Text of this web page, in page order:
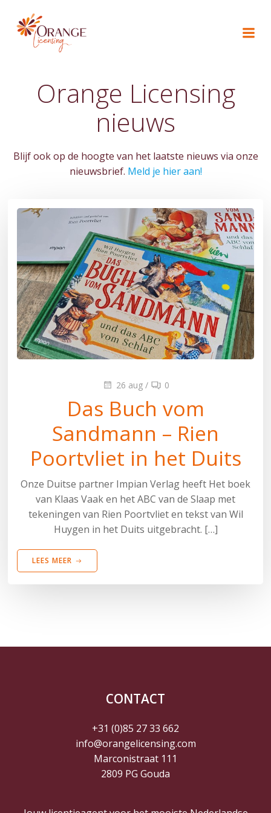
Orange Licensing
nieuws
Blijf ook op de hoogte van het laatste nieuws via onze
nieuwsbrief. Meld je hier aan!
26 aug / 0
Das Buch vom
Sandmann – Rien
Poortvliet in het Duits
Onze Duitse partner Impian Verlag heeft Het boek
van Klaas Vaak en het ABC van de Slaap met
tekeningen van Rien Poortvliet en tekst van Wil
Huygen in het Duits uitgebracht. […]
LEES MEER
CONTACT
+31 (0)85 27 33 662
info@orangelicensing.com
Marconistraat 111
2809 PG Gouda